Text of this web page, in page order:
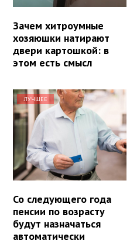
Зачем хитроумные
хозяюшки натирают
двери картошкой: в
этом есть смысл
ЛУЧШЕЕ
Со следующего года
пенсии по возрасту
будут назначаться
автоматически